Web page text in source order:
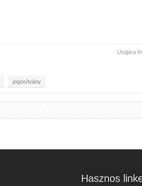
Utoljára
jogosítvány
Hasznos